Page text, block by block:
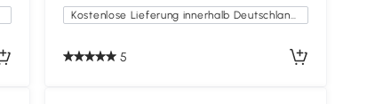
Kostenlose Lieferung innerhalb Deutschlands
5